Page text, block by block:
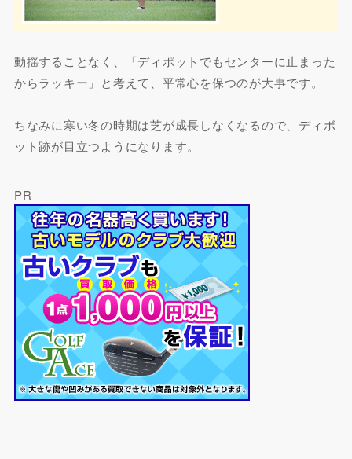
動揺することなく、「ディポットでもセンターに止まった
からラッキー」と考えて、平常心を保つのが大事です。
ちなみに寒い冬の時期は芝が成長しなくなるので、ディボ
ット跡が目立つようになります。
PR